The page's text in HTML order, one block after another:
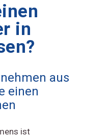
in
aus
einen
ist